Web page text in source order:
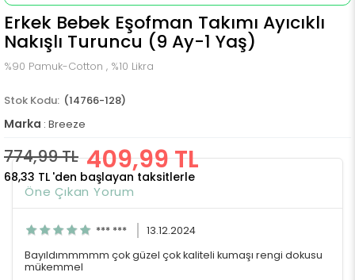
Erkek Bebek Eşofman Takımı Ayıcıklı
Nakışlı Turuncu (9 Ay-1 Yaş)
%90 Pamuk-Cotton , %10 Likra
(14766-128)
Marka : Breeze
774,99 TL 409,99 TL
68,33 TL 'den başlayan taksitlerle
Öne Çıkan Yorum
*** ***
13.12.2024
Bayıldımmmmm çok güzel çok kaliteli kumaşı rengi dokusu
mükemmel